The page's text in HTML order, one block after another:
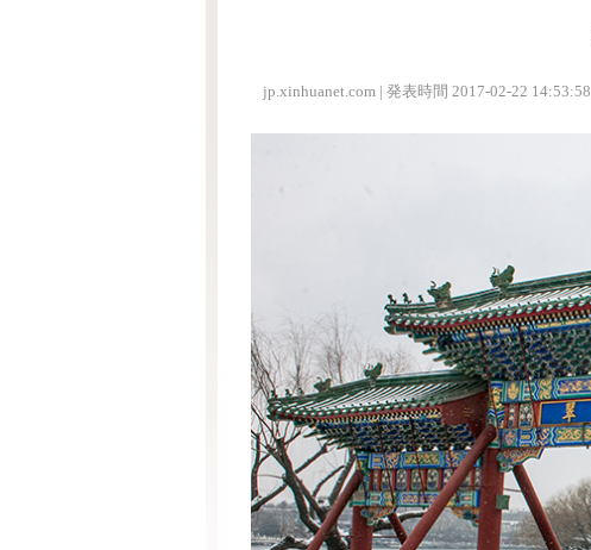
jp.xinhuanet.com | 発表時間 2017-02-22 14:53:58